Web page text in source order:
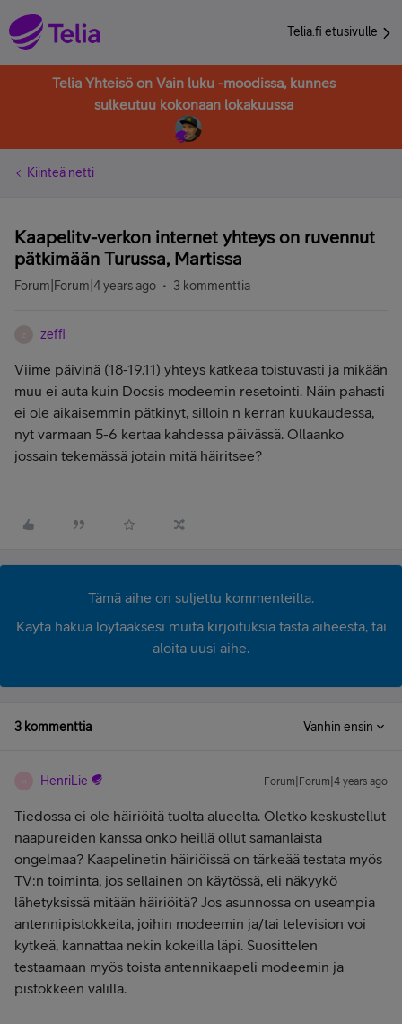
Telia.fi etusivulle
Telia Yhteisö on Vain luku -moodissa, kunnes
sulkeutuu kokonaan lokakuussa
Kiinteä netti
Kaapelitv-verkon internet yhteys on ruvennut
pätkimään Turussa, Martissa
Forum|Forum|4 years ago 3 kommenttia
zeffi
Viime päivinä (18-19.11) yhteys katkeaa toistuvasti ja mikään
muu ei auta kuin Docsis modeemin resetointi. Näin pahasti
ei ole aikaisemmin pätkinyt, silloin n kerran kuukaudessa,
nyt varmaan 5-6 kertaa kahdessa päivässä. Ollaanko
jossain tekemässä jotain mitä häiritsee?
Tämä aihe on suljettu kommenteilta.
Käytä hakua löytääksesi muita kirjoituksia tästä aiheesta, tai
aloita uusi aihe.
3 kommenttia Vanhin ensin
HenriLie Forum|Forum|4 years ago
Tiedossa ei ole häiriöitä tuolta alueelta. Oletko keskustellut
naapureiden kanssa onko heillä ollut samanlaista
ongelmaa? Kaapelinetin häiriöissä on tärkeää testata myös
TV:n toiminta, jos sellainen on käytössä, eli näkyykö
lähetyksissä mitään häiriöitä? Jos asunnossa on useampia
antennipistokkeita, joihin modeemin ja/tai television voi
kytkeä, kannattaa nekin kokeilla läpi. Suosittelen
testaamaan myös toista antennikaapeli modeemin ja
pistokkeen välillä.